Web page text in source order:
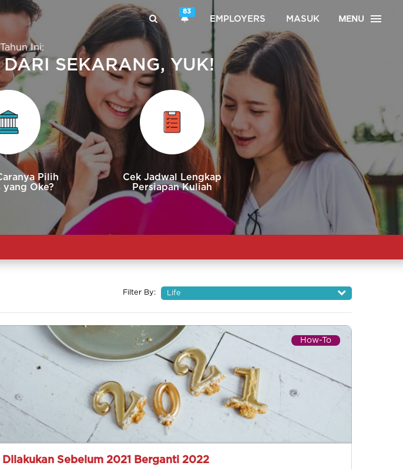
83
EMPLOYERS MASUK MENU
Ini:
SEKARANG, YUK!
Pilih
yang Oke?
Cek Jadwal Lengkap
Persiapan Kuliah
Filter By: Life
How-To
Sebelum 2021 Berganti 2022